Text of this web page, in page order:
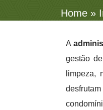
Home»
A
gestão
limpeza,